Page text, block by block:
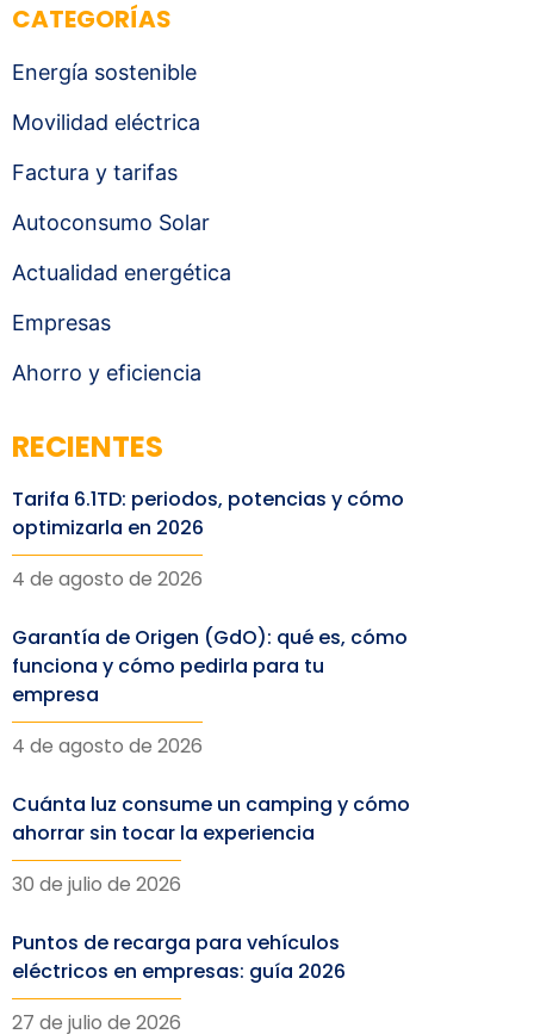
CATEGORÍAS
Energía sostenible
Movilidad eléctrica
Factura y tarifas
Autoconsumo Solar
Actualidad energética
Empresas
Ahorro y eficiencia
RECIENTES
Tarifa 6.1TD: periodos, potencias y cómo
optimizarla en 2026
4 de agosto de 2026
Garantía de Origen (GdO): qué es, cómo
funciona y cómo pedirla para tu
empresa
4 de agosto de 2026
Cuánta luz consume un camping y cómo
ahorrar sin tocar la experiencia
30 de julio de 2026
Puntos de recarga para vehículos
eléctricos en empresas: guía 2026
27 de julio de 2026